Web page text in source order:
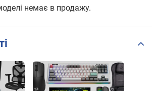
немає в продажу.